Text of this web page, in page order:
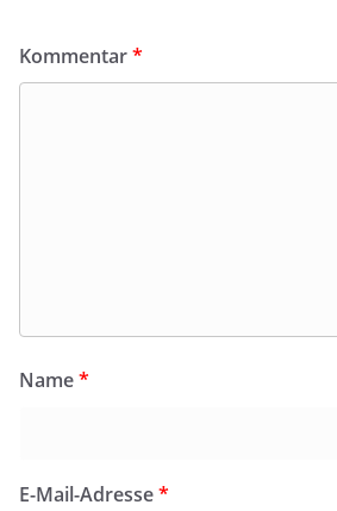
Kommentar*
Name*
E-Mail-Adresse*